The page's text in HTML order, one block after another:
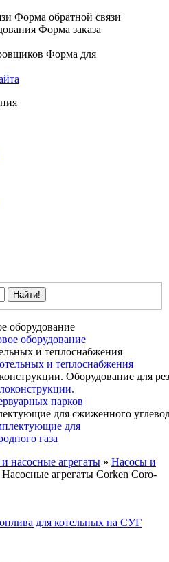
Форма обратной связи
Форма заказа
Форма для
оборудование
и теплоснабжения
Оборудование для
для сжиженного
насосные агрегаты » Насосы и
Насосные агрегаты Corken Coro-
для котельных на СУГ